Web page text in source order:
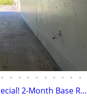
• • • • • • • • • •
📅 Limited-Time July Special! 2-Month Base Rent Credit